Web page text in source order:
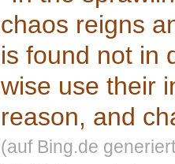
chaos reigns
is found not in
wise use their
reason, and
(auf Bing.de